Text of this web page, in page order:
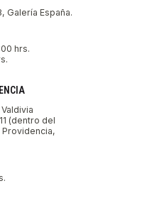
Galería España.
hrs.
(dentro del